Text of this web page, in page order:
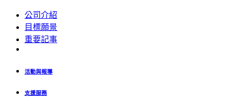
公司介紹
目標願景
重要記事
活動與報導
支援服務